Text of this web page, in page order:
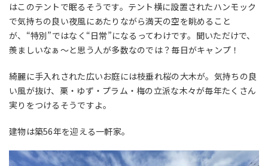
はこのテントで眠るそうです。テント横に設置されたハンモック
で気持ちの良い夜風にあたりながら満天の空を眺めること
が、“特別”ではなく“日常”になるってわけです。聞いただけで、
羨ましいなぁ〜と思う人が多数なのでは？毎日がキャンプ！
綺麗に手入れされた広いお庭には枝垂れ桜の大木が。気持ちの良
い風が抜け、栗・ゆず・プラム・梅の立派な木々が毎年たくさん
実りをつけるそうですよ。
建物は築56年を迎える一軒家。